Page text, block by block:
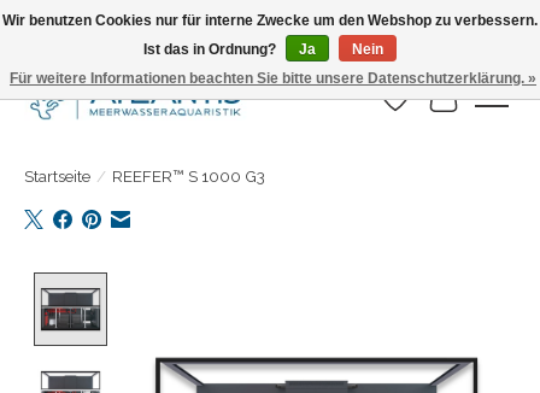
Täglicher Versand. Bestelle bis 15.00 Uhr
Wunschzettel
Ihr
Startseite / REEFER™ S 1000 G3
Wir benutzen Cookies nur für interne Zwecke um den Webshop zu verbessern.
Ist das in Ordnung?
Ja
Nein
Für weitere Informationen beachten Sie bitte unsere Datenschutzerklärung. »